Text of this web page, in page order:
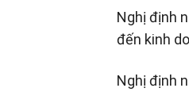
Nghị định
đến kinh
Nghị định